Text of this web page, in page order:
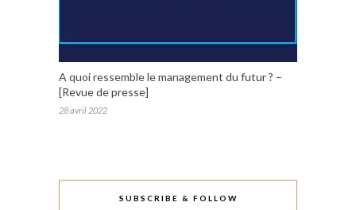
A quoi ressemble le management du futur ? –
[Revue de presse]
28 avril 2022
SUBSCRIBE & FOLLOW